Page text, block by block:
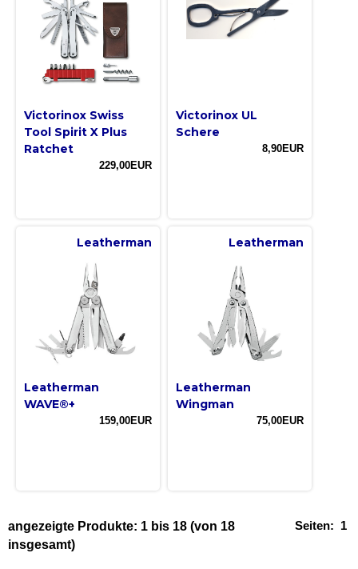
Victorinox Swiss
Tool Spirit X Plus
Ratchet
229,00EUR
Victorinox UL
Schere
8,90EUR
Leatherman
Leatherman
WAVE®+
159,00EUR
Leatherman
Leatherman
Wingman
75,00EUR
Seiten: 1
angezeigte Produkte: 1 bis 18 (von 18
insgesamt)